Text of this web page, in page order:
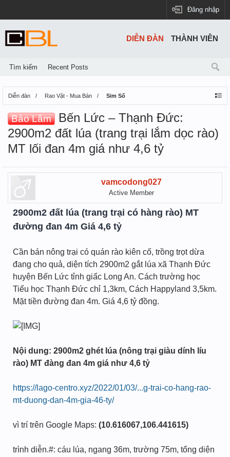
Đăng nhập
Diễn đàn Rao Vặt - Mua Bán Sim Số
Bảo Lâm
Bến Lức – Thạnh Đức:
2900m2 đất lúa (trang trại lắm dọc rào)
MT lối đan 4m giá như 4,6 tỷ
vamcodong027
Active Member
2900m2 đất lúa (trang trại có hàng rào) MT
đường đan 4m Giá 4,6 tỷ
Cần bán nông trại có quán rào kiên cố, trồng trọt dừa
đang cho quả, diện tích 2900m2 gắt lúa xã Thạnh Đức
huyện Bến Lức tỉnh giấc Long An. Cách trường học
Tiểu học Thạnh Đức chỉ 1,3km, Cách Happyland 3,5km.
Mặt tiền đường đan 4m. Giá 4,6 tỷ đồng.
Nội dung: 2900m2 ghét lúa (nông trại giàu dính líu
rào) MT đàng đan 4m giá như 4,6 tỷ
https://lago-centro.xyz/2022/01/03/...g-trai-co-hang-rao-
mt-duong-dan-4m-gia-46-ty/
vì trí trên Google Maps: (10.616067,106.441615)
trình diễn.#: cáu lúa, ngang 36m, trường 75m, tổng diện
DIỄN ĐÀN
Tìm kiếm Recent Posts
THÀNH VIÊN